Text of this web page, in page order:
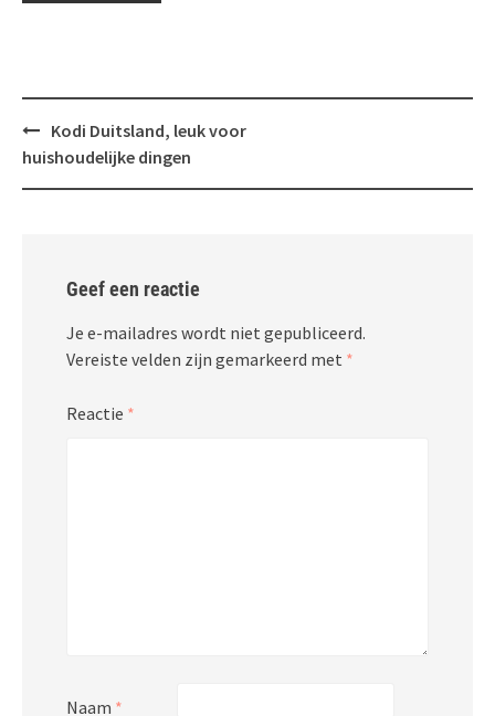
Bericht
navigatie
Kodi Duitsland, leuk voor
huishoudelijke dingen
Geef een reactie
Je e-mailadres wordt niet gepubliceerd.
Vereiste velden zijn gemarkeerd met *
Reactie *
Naam *